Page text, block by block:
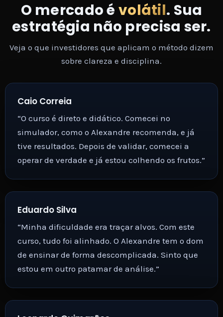
O mercado é volátil. Sua
estratégia não precisa ser.
Veja o que investidores que aplicam o método dizem
sobre clareza e disciplina.
Caio Correia
“O curso é direto e didático. Comecei no
simulador, como o Alexandre recomenda, e já
tive resultados. Depois de validar, comecei a
operar de verdade e já estou colhendo os frutos.”
Eduardo Silva
“Minha dificuldade era traçar alvos. Com este
curso, tudo foi alinhado. O Alexandre tem o dom
de ensinar de forma descomplicada. Sinto que
estou em outro patamar de análise.”